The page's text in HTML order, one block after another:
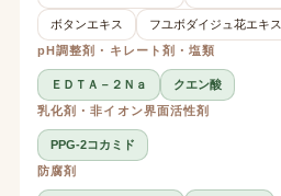
ボタンエキス フユボダイジュ花エキス
pH調整剤・キレート剤・塩類
ＥＤＴＡ－２Ｎａ
クエン酸
乳化剤・非イオン界面活性剤
PPG-2コカミド
防腐剤